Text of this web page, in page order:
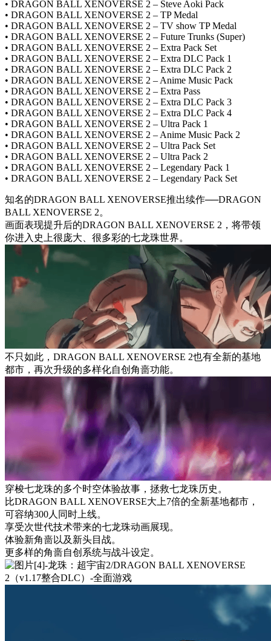
• DRAGON BALL XENOVERSE 2 – Steve Aoki Pack
• DRAGON BALL XENOVERSE 2 – TP Medal
• DRAGON BALL XENOVERSE 2 – TV show TP Medal
• DRAGON BALL XENOVERSE 2 – Future Trunks (Super)
• DRAGON BALL XENOVERSE 2 – Extra Pack Set
• DRAGON BALL XENOVERSE 2 – Extra DLC Pack 1
• DRAGON BALL XENOVERSE 2 – Extra DLC Pack 2
• DRAGON BALL XENOVERSE 2 – Anime Music Pack
• DRAGON BALL XENOVERSE 2 – Extra Pass
• DRAGON BALL XENOVERSE 2 – Extra DLC Pack 3
• DRAGON BALL XENOVERSE 2 – Extra DLC Pack 4
• DRAGON BALL XENOVERSE 2 – Ultra Pack 1
• DRAGON BALL XENOVERSE 2 – Anime Music Pack 2
• DRAGON BALL XENOVERSE 2 – Ultra Pack Set
• DRAGON BALL XENOVERSE 2 – Ultra Pack 2
• DRAGON BALL XENOVERSE 2 – Legendary Pack 1
• DRAGON BALL XENOVERSE 2 – Legendary Pack Set
知名的DRAGON BALL XENOVERSE推出续作──DRAGON
BALL XENOVERSE 2。
画面表现提升后的DRAGON BALL XENOVERSE 2，将带领
你进入史上很庞大、很多彩的七龙珠世界。
不只如此，DRAGON BALL XENOVERSE 2也有全新的基地
都市，再次升级的多样化自创角啬功能。
穿梭七龙珠的多个时空体验故事，拯救七龙珠历史。
比DRAGON BALL XENOVERSE大上7倍的全新基地都市，
可容纳300人同时上线。
享受次世代技术带来的七龙珠动画展现。
体验新角啬以及新头目战。
更多样的角啬自创系统与战斗设定。